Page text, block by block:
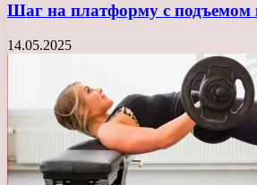
Шаг на платформу с подъемом
14.05.2025